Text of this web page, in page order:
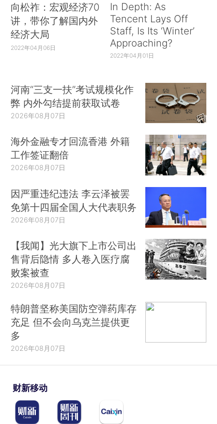
向松祚：宏观经济70
讲，带你了解国内外
经济大局
2022年04月06日
In Depth: As
Tencent Lays Off
Staff, Is Its ‘Winter’
Approaching?
2022年04月01日
河南“三支一扶”考试规模化作
弊 内外勾结提前获取试卷
2026年08月07日
海外金融专才回流香港 外籍
工作签证翻倍
2026年08月07日
因严重违纪违法 李云泽被罢
免第十四届全国人大代表职务
2026年08月07日
【我闻】光大旗下上市公司出
售背后隐情 多人卷入医疗腐
败案被查
2026年08月07日
特朗普坚称美国防空弹药库存
充足 但不会向乌克兰提供更
多
2026年08月07日
财新移动